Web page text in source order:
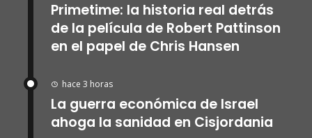
Primetime: la historia real detrás
de la película de Robert Pattinson
en el papel de Chris Hansen
hace 3 horas
La guerra económica de Israel
ahoga la sanidad en Cisjordania